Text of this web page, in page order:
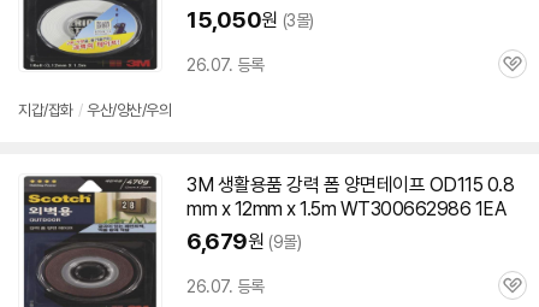
15,050원 (3몰)
26.07. 등록
관
지갑/잡화 / 우산/양산/우의
3M 생활용품 강력 폼 양면테이프 OD115 0.8
mm x12mm x 1.5m WT300662986 1EA
6,679원 (9몰)
26.07. 등록
관